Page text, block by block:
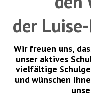
der
Wir freuen uns,
unser aktives
vielfältige
und wünschen